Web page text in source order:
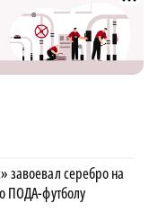
завоевал серебро на
ПОДА-футболу